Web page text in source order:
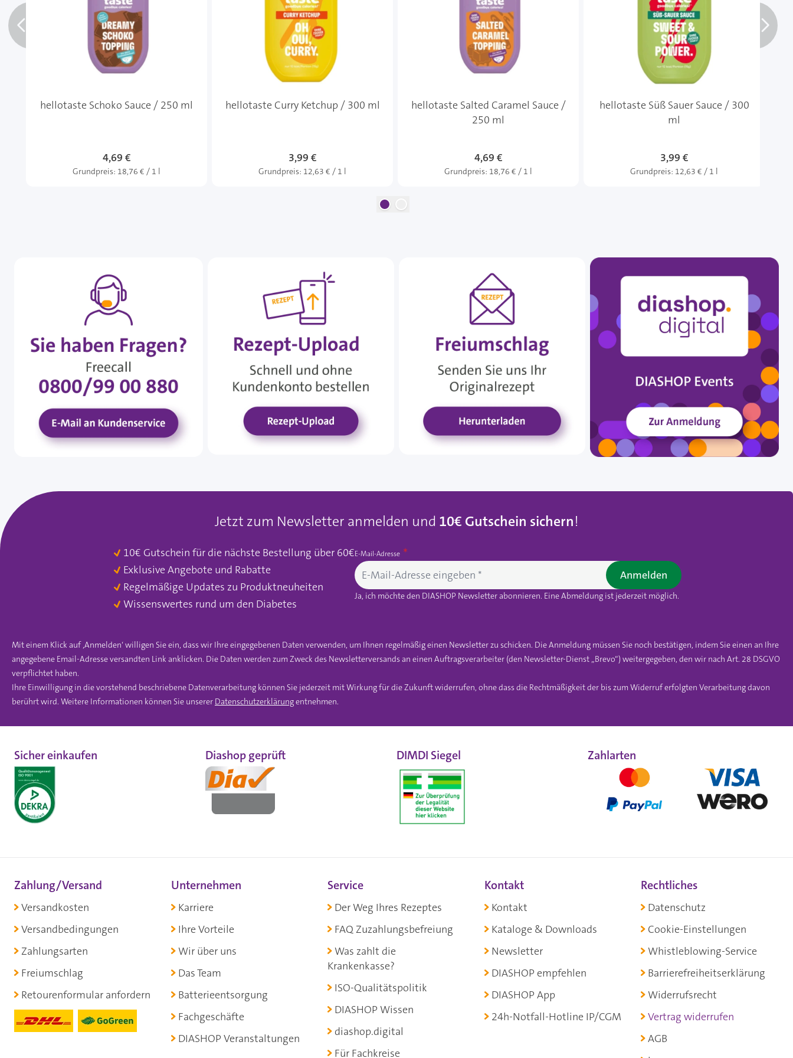
hellotaste Schoko Sauce / 250 ml
4,69 €
Grundpreis: 18,76 € / 1 l
hellotaste Curry Ketchup / 300 ml
3,99 €
Grundpreis: 12,63 € / 1 l
hellotaste Salted Caramel Sauce /
250 ml
4,69 €
Grundpreis: 18,76 € / 1 l
hellotaste Süß Sauer Sauce / 300
ml
3,99 €
Grundpreis: 12,63 € / 1 l
Jetzt zum Newsletter anmelden und 10€ Gutschein sichern!
10€ Gutschein für die nächste Bestellung über 60€
Exklusive Angebote und Rabatte
Regelmäßige Updates zu Produktneuheiten
Wissenswertes rund um den Diabetes
E-Mail-Adresse
Ja, ich möchte den DIASHOP Newsletter abonnieren. Eine Abmeldung ist jederzeit möglich.
Anmelden
Mit einem Klick auf ‚Anmelden‘ willigen Sie ein, dass wir Ihre eingegebenen Daten verwenden, um Ihnen regelmäßig einen Newsletter zu schicken. Die Anmeldung müssen Sie noch bestätigen, indem Sie einen an Ihre
angegebene Email-Adresse versandten Link anklicken. Die Daten werden zum Zweck des Newsletterversands an einen Auftragsverarbeiter (den Newsletter-Dienst „Brevo“) weitergegeben, den wir nach Art. 28 DSGVO
verpflichtet haben.
Ihre Einwilligung in die vorstehend beschriebene Datenverarbeitung können Sie jederzeit mit Wirkung für die Zukunft widerrufen, ohne dass die Rechtmäßigkeit der bis zum Widerruf erfolgten Verarbeitung davon
berührt wird. Weitere Informationen können Sie unserer Datenschutzerklärungentnehmen.
Sicher einkaufen Diashop geprüft DIMDI Siegel Zahlarten
Zahlung/Versand
Versandkosten
Versandbedingungen
Zahlungsarten
Freiumschlag
Retourenformular anfordern
Unternehmen
Karriere
Ihre Vorteile
Wir über uns
Das Team
Batterieentsorgung
Fachgeschäfte
DIASHOP Veranstaltungen
Service
Der Weg Ihres Rezeptes
FAQ Zuzahlungsbefreiung
Was zahlt die
Krankenkasse?
ISO-Qualitätspolitik
DIASHOP Wissen
diashop.digital
Für Fachkreise
Kontakt
Kontakt
Kataloge & Downloads
Newsletter
DIASHOP empfehlen
DIASHOP App
24h-Notfall-Hotline IP/CGM
Rechtliches
Datenschutz
Cookie-Einstellungen
Whistleblowing-Service
Barrierefreiheitserklärung
Widerrufsrecht
Vertrag widerrufen
AGB